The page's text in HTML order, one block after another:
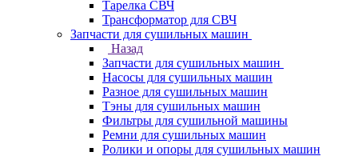
Тарелка СВЧ
Трансформатор для СВЧ
Запчасти для сушильных машин
Назад
Запчасти для сушильных машин
Насосы для сушильных машин
Разное для сушильных машин
Тэны для сушильных машин
Фильтры для сушильной машины
Ремни для сушильных машин
Ролики и опоры для сушильных машин